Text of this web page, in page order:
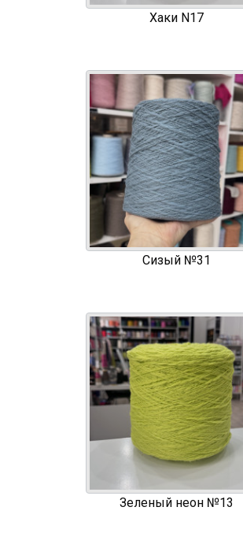
Хаки N17
Сизый №31
Зеленый неон №13